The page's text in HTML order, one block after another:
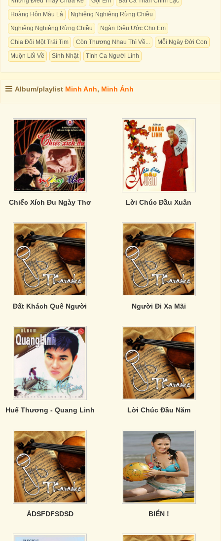
Hoàng Hôn Màu Lá
Nghiêng Nghiêng Rừng Chiều
Nghiêng Nghiêng Rừng Chiều
Ngàn Điều Ước Cho Em
Chia Đôi Một Trái Tim
Còn Thương Nhau Thì Về...
Mỗi Ngày Đời Con
Muộn Lối Về
Sinh Nhật Tình Ca Người Lính
Album/playlist Minh Anh, Minh Ánh
Chiếc Xích Đu Ngày Thơ Lời Chúc Đầu Xuân
Đất Khách Quê Người Người Đi Xa Mãi
Huế Thương - Quang Linh Lời Chúc Đầu Năm
ÁDSFDFSDSD BIỂN !